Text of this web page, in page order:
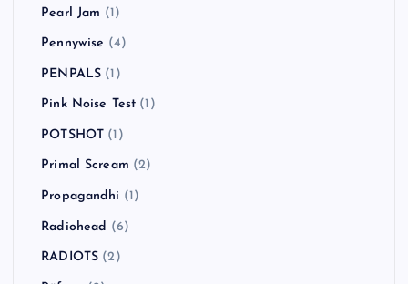
Pearl Jam (1)
Pennywise (4)
PENPALS (1)
Pink Noise Test (1)
POTSHOT (1)
Primal Scream (2)
Propagandhi (1)
Radiohead (6)
RADIOTS (2)